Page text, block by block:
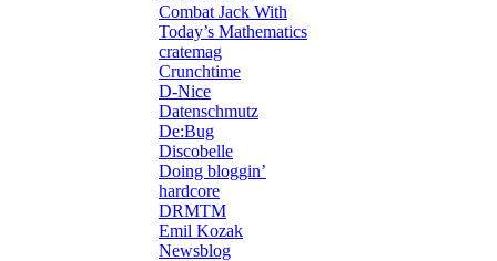
Combat Jack With
Today’s Mathematics
cratemag
Crunchtime
D-Nice
Datenschmutz
De:Bug
Discobelle
Doing bloggin’
hardcore
DRMTM
Emil Kozak
Newsblog